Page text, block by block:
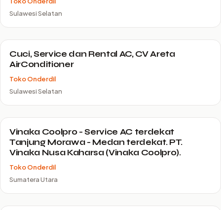
Sulawesi Selatan
Cuci, Service dan Rental AC, CV Areta
AirConditioner
Toko Onderdil
Sulawesi Selatan
Vinaka Coolpro - Service AC terdekat
Tanjung Morawa - Medan terdekat. PT.
Vinaka Nusa Kaharsa (Vinaka Coolpro).
Toko Onderdil
Sumatera Utara